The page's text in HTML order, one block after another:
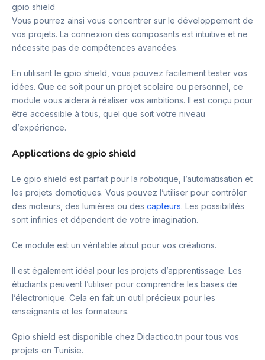
gpio shield
Vous pourrez ainsi vous concentrer sur le développement de
vos projets. La connexion des composants est intuitive et ne
nécessite pas de compétences avancées.
En utilisant le gpio shield, vous pouvez facilement tester vos
idées. Que ce soit pour un projet scolaire ou personnel, ce
module vous aidera à réaliser vos ambitions. Il est conçu pour
être accessible à tous, quel que soit votre niveau
d’expérience.
Applications de gpio shield
Le gpio shield est parfait pour la robotique, l’automatisation et
les projets domotiques. Vous pouvez l’utiliser pour contrôler
des moteurs, des lumières ou des capteurs. Les possibilités
sont infinies et dépendent de votre imagination.
Ce module est un véritable atout pour vos créations.
Il est également idéal pour les projets d’apprentissage. Les
étudiants peuvent l’utiliser pour comprendre les bases de
l’électronique. Cela en fait un outil précieux pour les
enseignants et les formateurs.
Gpio shield est disponible chez Didactico.tn pour tous vos
projets en Tunisie.